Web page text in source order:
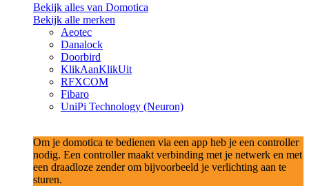
Bekijk alles van Domotica
Bekijk alle merken
Aeotec
Danalock
Doorbird
KlikAanKlikUit
RFXCOM
Fibaro
UniPi Technology (Neuron)
Om je domotica te bedienen via een app heb je een controller
nodig. Een controller maakt verbinding met je netwerk en met
een draadloze zender om bijvoorbeeld je verlichting aan te
sturen.